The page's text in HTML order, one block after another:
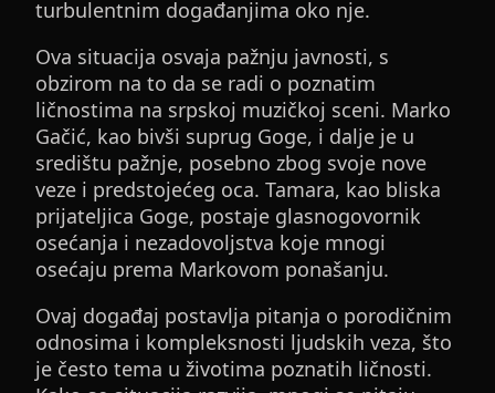
turbulentnim događanjima oko nje.
Ova situacija osvaja pažnju javnosti, s
obzirom na to da se radi o poznatim
ličnostima na srpskoj muzičkoj sceni. Marko
Gačić, kao bivši suprug Goge, i dalje je u
središtu pažnje, posebno zbog svoje nove
veze i predstojećeg oca. Tamara, kao bliska
prijateljica Goge, postaje glasnogovornik
osećanja i nezadovoljstva koje mnogi
osećaju prema Markovom ponašanju.
Ovaj događaj postavlja pitanja o porodičnim
odnosima i kompleksnosti ljudskih veza, što
je često tema u životima poznatih ličnosti.